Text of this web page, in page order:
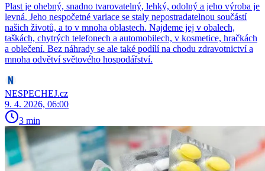
Plast je ohebný, snadno tvarovatelný, lehký, odolný a jeho výroba je
levná. Jeho nespočetné variace se staly nepostradatelnou součástí
našich životů, a to v mnoha oblastech. Najdeme jej v obalech,
taškách, chytrých telefonech a automobilech, v kosmetice, hračkách
a oblečení. Bez náhrady se ale také podílí na chodu zdravotnictví a
mnoha odvětví světového hospodářství.
NESPECHEJ.cz
9. 4. 2026, 06:00
3 min